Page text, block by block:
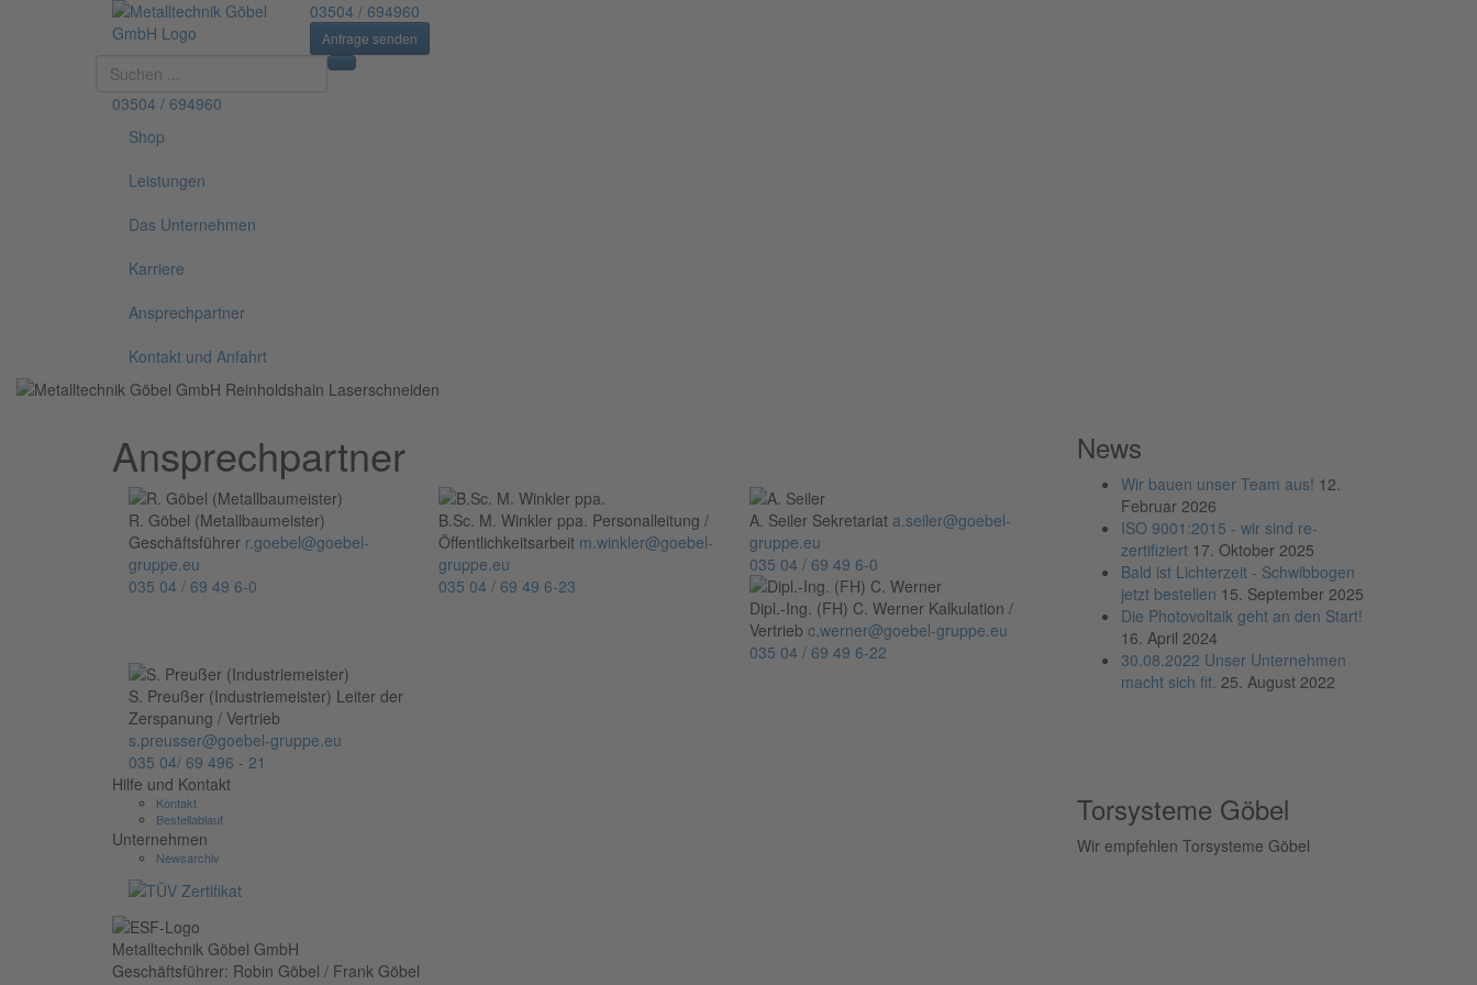
03504 / 694960
Anfrage senden
Suchen
03504 / 694960
Shop
Leistungen
Das Unternehmen
Karriere
Ansprechpartner
Kontakt und Anfahrt
Ansprechpartner
R. Göbel (Metallbaumeister)
Geschäftsführer r.goebel@goebel-
gruppe.eu
035 04 / 69 49 6-0
B.Sc. M. Winkler ppa. Personalleitung /
Öffentlichkeitsarbeit m.winkler@goebel-
gruppe.eu
035 04 / 69 49 6-23
A. Seiler Sekretariat a.seiler@goebel-
gruppe.eu
035 04 / 69 49 6-0
Dipl.-Ing. (FH) C. Werner Kalkulation /
Vertrieb c.werner@goebel-gruppe.eu
035 04 / 69 49 6-22
S. Preußer (Industriemeister) Leiter der
Zerspanung / Vertrieb
s.preusser@goebel-gruppe.eu
035 04/ 69 496 - 21
News
Wir bauen unser Team aus! 12.
Februar 2026
ISO 9001:2015 - wir sind re-
zertifiziert 17. Oktober 2025
Bald ist Lichterzeit - Schwibbogen
jetzt bestellen 15. September 2025
Die Photovoltaik geht an den Start!
16. April 2024
30.08.2022 Unser Unternehmen
macht sich fit. 25. August 2022
Hilfe und Kontakt
Kontakt
Bestellablauf
Unternehmen
Newsarchiv
Torsysteme Göbel
Wir empfehlen Torsysteme Göbel
Metalltechnik Göbel GmbH
Geschäftsführer: Robin Göbel / Frank Göbel